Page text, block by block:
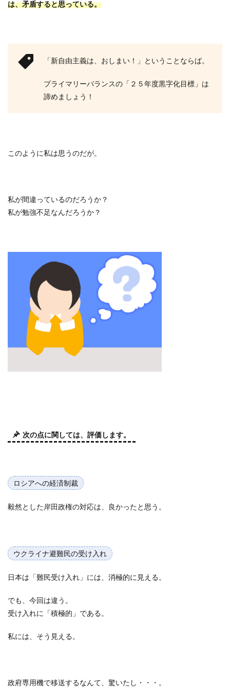
は、矛盾すると思っている。
「新自由主義は、おしまい！」ということならば。
プライマリーバランスの「２５年度黒字化目標」は
諦めましょう！
このように私は思うのだが。
私が間違っているのだろうか？
私が勉強不足なんだろうか？
次の点に関しては、評価します。
ロシアへの経済制裁
毅然とした岸田政権の対応は、良かったと思う。
ウクライナ避難民の受け入れ
日本は「難民受け入れ」には、消極的に見える。
でも、今回は違う。
受け入れに「積極的」である。
私には、そう見える。
政府専用機で移送するなんて、驚いたし・・・。